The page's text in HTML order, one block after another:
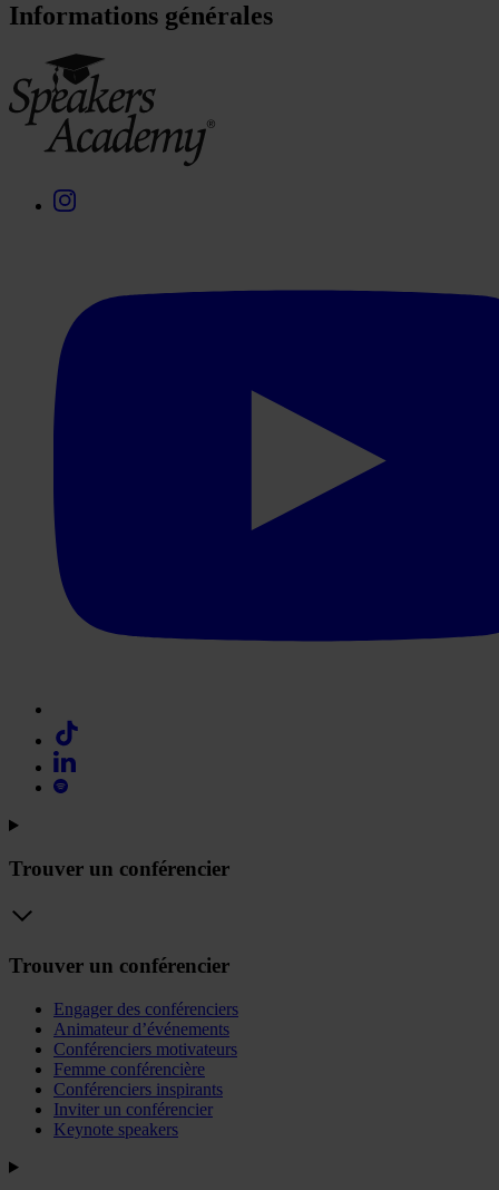
Informations générales
Trouver un conférencier
Trouver un conférencier
Engager des conférenciers
Animateur d’événements
Conférenciers motivateurs
Femme conférencière
Conférenciers inspirants
Inviter un conférencier
Keynote speakers